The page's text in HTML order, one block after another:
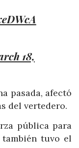
18,
pasada, afectó
del vertedero.
pública para
tuvo el